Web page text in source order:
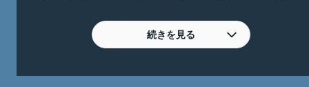
のご要望に全力でお応えすることをお約束致します。
スタッフ一同、皆様からのお問合わせ、ご来店心より
お待ち申し上げます。
続きを見る